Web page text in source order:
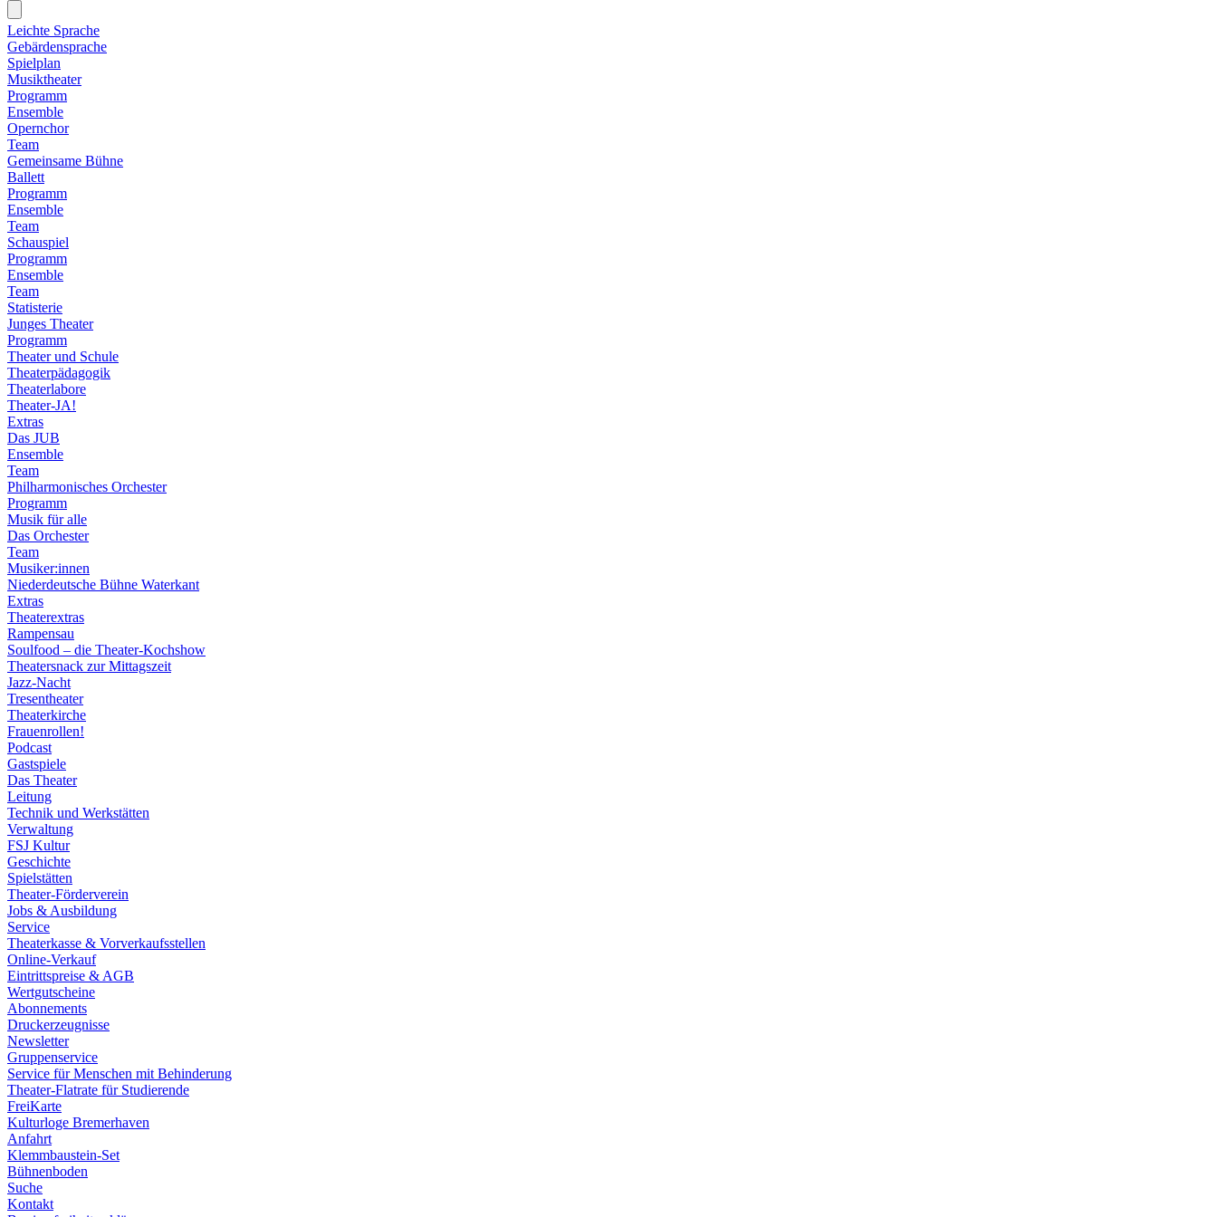
Leichte Sprache
Gebärdensprache
Spielplan
Musiktheater
Programm
Ensemble
Opernchor
Team
Gemeinsame Bühne
Ballett
Programm
Ensemble
Team
Schauspiel
Programm
Ensemble
Team
Statisterie
Junges Theater
Programm
Theater und Schule
Theaterpädagogik
Theaterlabore
Theater-JA!
Extras
Das JUB
Ensemble
Team
Philharmonisches Orchester
Programm
Musik für alle
Das Orchester
Team
Musiker:innen
Niederdeutsche Bühne Waterkant
Extras
Theaterextras
Rampensau
Soulfood – die Theater-Kochshow
Theatersnack zur Mittagszeit
Jazz-Nacht
Tresentheater
Theaterkirche
Frauenrollen!
Podcast
Gastspiele
Das Theater
Leitung
Technik und Werkstätten
Verwaltung
FSJ Kultur
Geschichte
Spielstätten
Theater-Förderverein
Jobs & Ausbildung
Service
Theaterkasse & Vorverkaufsstellen
Online-Verkauf
Eintrittspreise & AGB
Wertgutscheine
Abonnements
Druckerzeugnisse
Newsletter
Gruppenservice
Service für Menschen mit Behinderung
Theater-Flatrate für Studierende
FreiKarte
Kulturloge Bremerhaven
Anfahrt
Klemmbaustein-Set
Bühnenboden
Suche
Kontakt